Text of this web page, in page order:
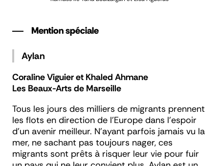
Mention spéciale
Aylan
Coraline Viguier et Khaled Ahmane
Les Beaux-Arts de Marseille
Tous les jours des milliers de migrants prennent
les flots en direction de l’Europe dans l’espoir
d’un avenir meilleur. N’ayant parfois jamais vu la
mer, ne sachant pas toujours nager, ces
migrants sont prêts à risquer leur vie pour fuir